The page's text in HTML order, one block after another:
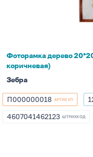
Фоторамка дерево
коричневая)
Зебра
П000000018
П000000018 АРТИКУЛ
4607041462123
4607041462123 ШТРИХКОД